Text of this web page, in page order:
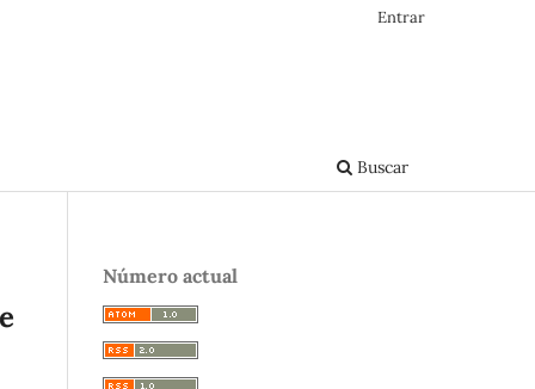
Buscar
Entrar
Número actual